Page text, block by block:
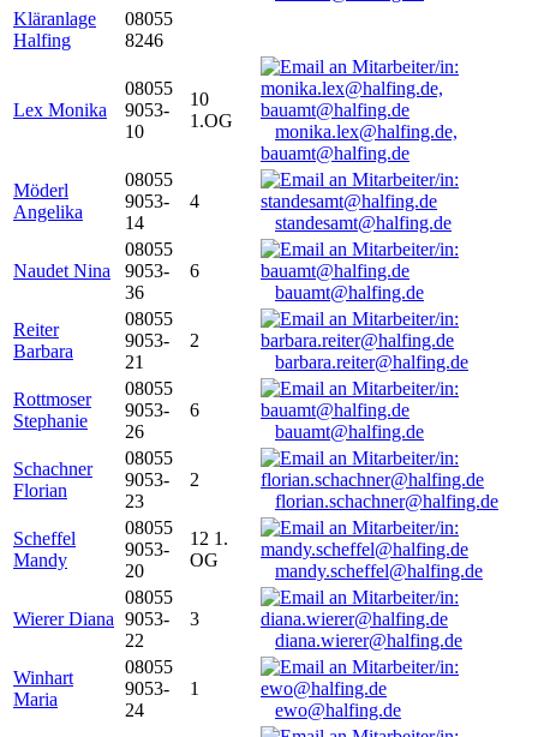
Kläranlage
Halfing
08055
8246
Lex Monika
08055
9053-
10
10
1.OG
monika.lex@halfing.de,
bauamt@halfing.de
Möderl
Angelika
08055
9053-
14
4
standesamt@halfing.de
Naudet Nina
08055
9053-
36
6
bauamt@halfing.de
Reiter
Barbara
08055
9053-
21
2
barbara.reiter@halfing.de
Rottmoser
Stephanie
08055
9053-
26
6
bauamt@halfing.de
Schachner
Florian
08055
9053-
23
2
florian.schachner@halfing.de
Scheffel
Mandy
08055
9053-
20
12 1.
OG
mandy.scheffel@halfing.de
Wierer Diana
08055
9053-
22
3
diana.wierer@halfing.de
Winhart
Maria
08055
9053-
24
1
ewo@halfing.de